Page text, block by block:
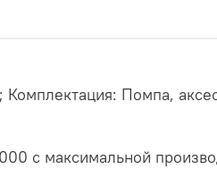
Помпа,
с максимальной